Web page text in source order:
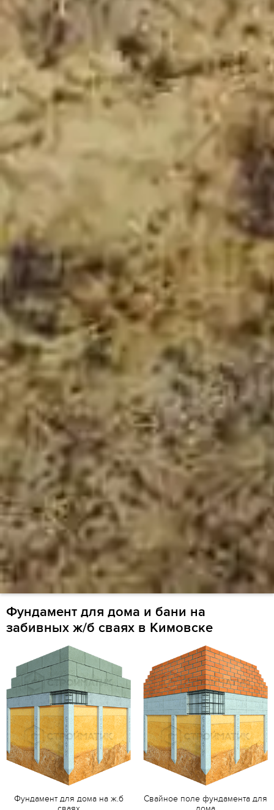
Фундамент для дома и бани на
забивных ж/б сваях в Кимовске
Фундамент для дома на ж.б
Свайное поле фундамента для